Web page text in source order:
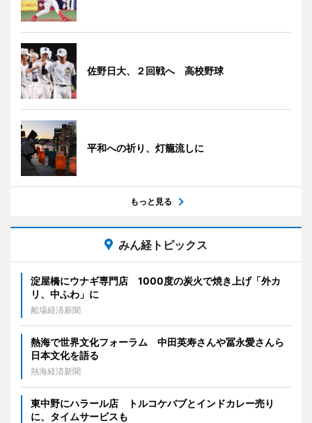
佐野日大、２回戦へ 高校野球
平和への祈り、灯籠流しに
もっと見る
みん経トピックス
淀屋橋にウナギ専門店 1000度の炭火で焼き上げ「外カ
リ、中ふわ」に
船場経済新聞
熱海で世界文化フォーラム 中田英寿さんや冨永愛さんら
日本文化を語る
熱海経済新聞
東中野にハラール店 トルコケバブとインドカレー売り
に、タイムサービスも